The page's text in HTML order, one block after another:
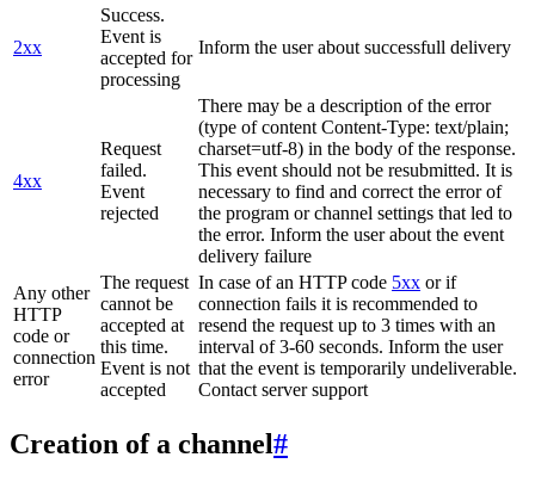
2xx
Success.
Event is
accepted for
processing
Inform the user about successfull delivery
4xx
Request
failed.
Event
rejected
There may be a description of the error
(type of content Content-Type: text/plain;
charset=utf-8) in the body of the response.
This event should not be resubmitted. It is
necessary to find and correct the error of
the program or channel settings that led to
the error. Inform the user about the event
delivery failure
Any other
HTTP
code or
connection
error
The request
cannot be
accepted at
this time.
Event is not
accepted
In case of an HTTP code 5xx or if
connection fails it is recommended to
resend the request up to 3 times with an
interval of 3-60 seconds. Inform the user
that the event is temporarily undeliverable.
Contact server support
Creation of a channel#